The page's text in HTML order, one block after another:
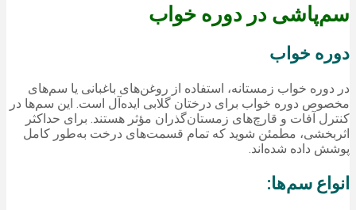
سم‌پاشی در دوره خواب
دوره خواب
در دوره خواب زمستانه، استفاده از روغن‌های باغبانی یا سم‌های
مخصوص دوره خواب برای درختان گلابی ایده‌آل است. این سم‌ها در
کنترل آفات و قارچ‌های زمستان‌گذران مؤثر هستند. برای حداکثر
اثربخشی، مطمئن شوید که تمام قسمت‌های درخت به‌طور کامل
پوشش داده شده‌اند.
انواع سم‌ها: